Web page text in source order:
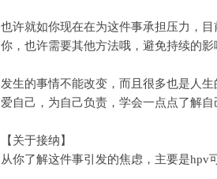
也许就如你现在在为这件事承担压力，
你，也许需要其他方法哦，避免持续的影
发生的事情不能改变，而且很多也是人
爱自己，为自己负责，学会一点点了解
【关于接纳】
从你了解这件事引发的焦虑，主要是hpv